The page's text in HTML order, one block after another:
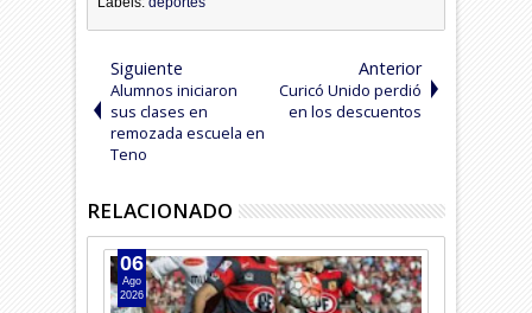
Siguiente
Alumnos iniciaron
sus clases en
remozada escuela en
Teno
Anterior
Curicó Unido perdió
en los descuentos
RELACIONADO
06
Ago
2026